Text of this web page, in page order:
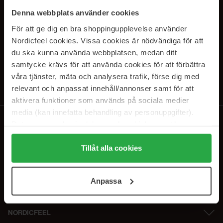
Denna webbplats använder cookies
För att ge dig en bra shoppingupplevelse använder
Nordicfeel cookies. Vissa cookies är nödvändiga för att
du ska kunna använda webbplatsen, medan ditt
samtycke krävs för att använda cookies för att förbättra
våra tjänster, mäta och analysera trafik, förse dig med
relevant och anpassat innehåll/annonser samt för att
aktivera funktioner som används på sociala medier
media (kan innefatta behandling av personuppgifter).
Genom att trycka på "Tillåt alla cookies" accepterar du
alla cookies, medan du under "Detaljer" kan anpassa
användningen av cookies. Du kan när som helst återkalla
samt vår Integritetspolicy.
Tillåt alla cookies
Anpassa
PRENUMERERA PÅ VÅRA
NYHETSBREV
E-postadress
Genom att prenumerera accepterar du vårIntegritetspolicy.
NORDICFEEL